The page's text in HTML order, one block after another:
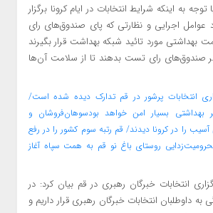
توجه به اینکه شرایط انتخابات در ایام کرونا برگزار
اجرایی و نظارتی که پای صندوق‌های رای
بهداشتی مورد تائید شبکه بهداشت قرار بگیرند
صندوق‌های رای تست بدهند تا از سلامت آن‌ها
انتخابات پرشور در قم تدارک دیده‌ شده است/
بسیار امن خواهد بودسوهان‌فروشان و
را در کرونا دیدند/ قم رتبه سوم کشور را در رفع
روستای باغ نو قم به همت سپاه آغاز
انتخابات خبرگان رهبری در قم بیان کرد: در
داوطلبان انتخابات خبرگان رهبری قرار داریم و